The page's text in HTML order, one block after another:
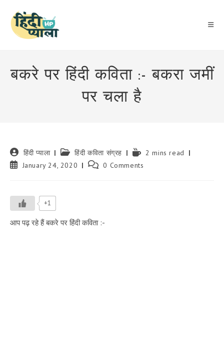
content
बकरे पर हिंदी कविता :- बकरा जमीं
पर चला है
Post
author:
हिंदी प्याला
Post
category:
हिंदी कविता संग्रह
Reading
time:
2 mins read
PostJanuary 24, 2020
Post 0 Comments
+1
आप पढ़ रहे हैं बकरे पर हिंदी कविता :-